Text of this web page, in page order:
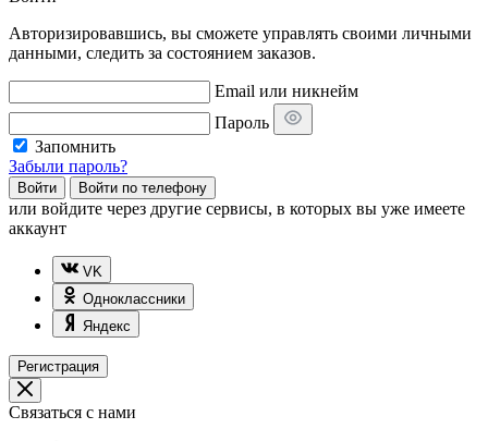
Авторизировавшись, вы сможете управлять своими личными
данными, следить за состоянием заказов.
Email или никнейм
Пароль
Запомнить
Забыли пароль?
Войти Войти по телефону
или войдите через другие сервисы, в которых вы уже имеете
аккаунт
VK
Одноклассники
Яндекс
Регистрация
Связаться с нами